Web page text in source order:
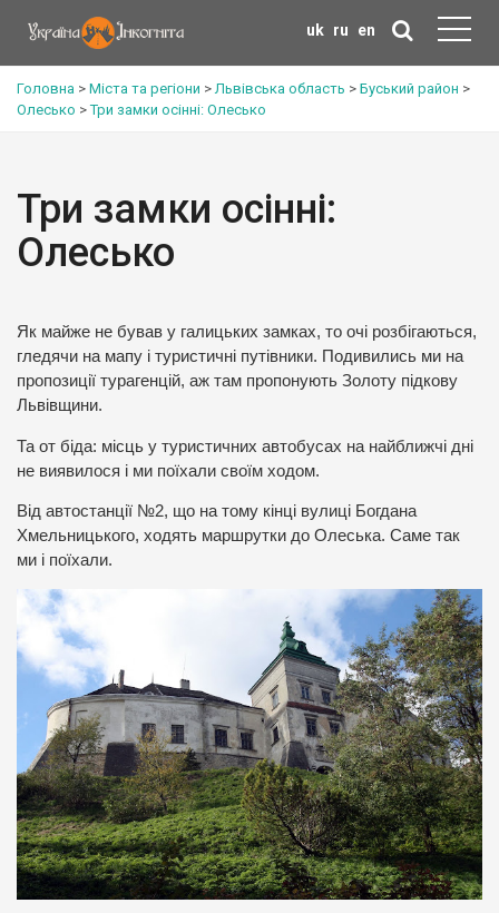
uk ru en
Головна > Міста та регіони >Львівська область > Буський район >
Олесько >Три замки осінні: Олесько
Три замки осінні:
Олесько
Як майже не бував у галицьких замках, то очі розбігаються,
гледячи на мапу і туристичні путівники. Подивились ми на
пропозиції турагенцій, аж там пропонують Золоту підкову
Львівщини.
Та от біда: місць у туристичних автобусах на найближчі дні
не виявилося і ми поїхали своїм ходом.
Від автостанції №2, що на тому кінці вулиці Богдана
Хмельницького, ходять маршрутки до Олеська. Саме так
ми і поїхали.